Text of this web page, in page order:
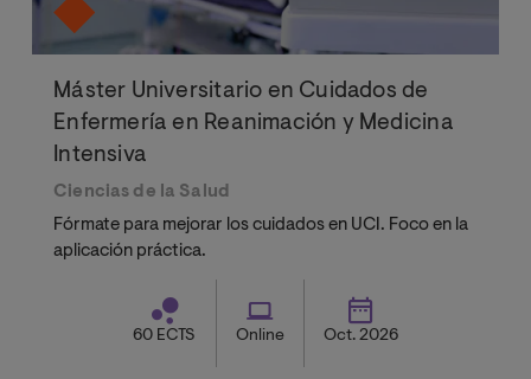
Máster Universitario en Cuidados de
Enfermería en Reanimación y Medicina
Intensiva
Ciencias de la Salud
Fórmate para mejorar los cuidados en UCI. Foco en la
aplicación práctica.
60 ECTS Online Oct. 2026